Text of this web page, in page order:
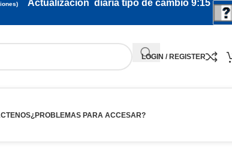
Actualización diaria tipo de cambio 9:15
LOGIN / REGISTER
¿PROBLEMAS PARA ACCESAR?